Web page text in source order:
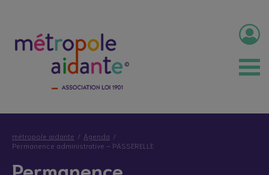
métropole aidante
Agenda
Permanence administrative – PASSERELLE
Permanence